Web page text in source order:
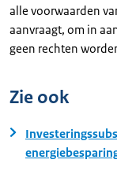
alle voorwaarden
aanvraagt, om in
geen rechten
Zie ook